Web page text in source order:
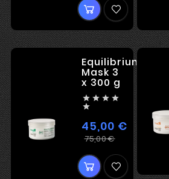
Equilibrium
Mask 3
x 300 g
   

45,00 €
75,00 €
Įprasta
kaina
Kaina